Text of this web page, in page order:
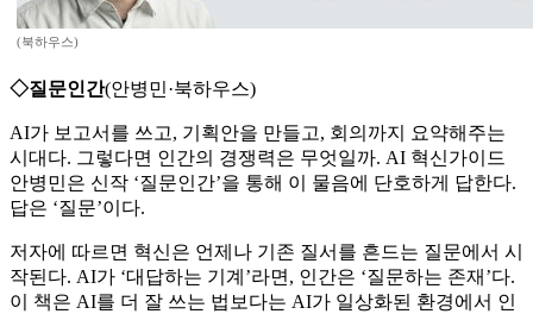
(북하우스)
◇질문인간(안병민·북하우스)
AI가 보고서를 쓰고, 기획안을 만들고, 회의까지 요약해주는
시대다. 그렇다면 인간의 경쟁력은 무엇일까. AI 혁신가이드
안병민은 신작 ‘질문인간’을 통해 이 물음에 단호하게 답한다.
답은 ‘질문’이다.
저자에 따르면 혁신은 언제나 기존 질서를 흔드는 질문에서 시
작된다. AI가 ‘대답하는 기계’라면, 인간은 ‘질문하는 존재’다.
이 책은 AI를 더 잘 쓰는 법보다는 AI가 일상화된 환경에서 인